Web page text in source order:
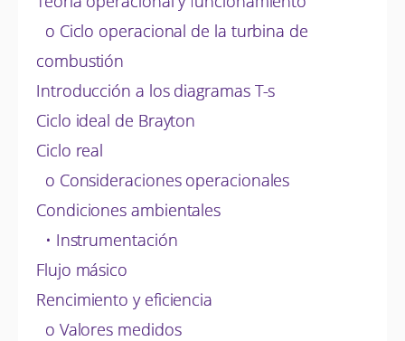
o Ciclo operacional de la turbina de
combustión
Introducción a los diagramas T-s
Ciclo ideal de Brayton
Ciclo real
o Consideraciones operacionales
Condiciones ambientales
• Instrumentación
Flujo másico
Rencimiento y eficiencia
o Valores medidos